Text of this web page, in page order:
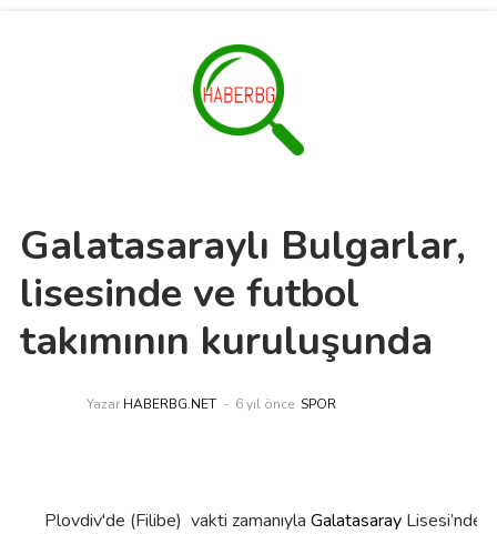
Galatasaraylı Bulgarlar,
lisesinde ve futbol
takımının kuruluşunda
Yazar HABERBG.NET 6 yıl önce SPOR
Plovdiv'de (Filibe) vakti zamanıyla GalatasarayLisesi’nde